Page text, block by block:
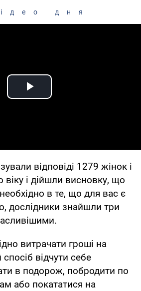
дня
Play Video
відповіді 1279 жінок і
віку і дійшли висновку, що
в те, що для вас є
дослідники знайшли три
витрачати гроші на
відчути себе
в подорож, побродити по
або покататися на